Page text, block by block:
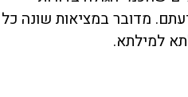
מדובר במציאות שונה כל
למילתא.